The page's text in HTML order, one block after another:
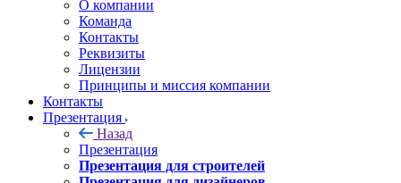
О компании
Команда
Контакты
Реквизиты
Лицензии
Принципы и миссия компании
Контакты
Презентация
Назад
Презентация
Презентация для строителей